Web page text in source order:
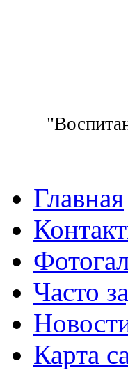
Главная
Часто
Карта